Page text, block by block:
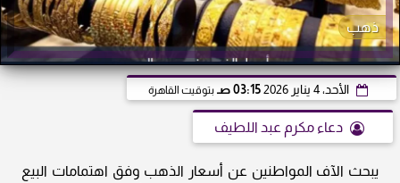
ذهب
الأحد، 4 يناير 2026 03:15 صـ بتوقيت القاهرة
دعاء مكرم عبد اللطيف
يبحث الآف المواطنين عن أسعار الذهب وفق اهتمامات البيع